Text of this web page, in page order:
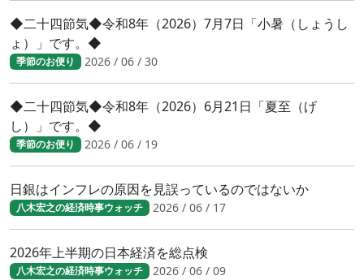
◆二十四節気◆令和8年（2026）7月7日「小暑（しょうし
ょ）」です。◆
季節のお便り 2026 / 06 / 30
◆二十四節気◆令和8年（2026）6月21日「夏至（げ
し）」です。◆
季節のお便り 2026 / 06 / 19
日銀はインフレの原因を見誤っているのではないか
八木宏之の経済時事ウォッチ 2026 / 06 / 17
2026年上半期の日本経済を総点検
八木宏之の経済時事ウォッチ 2026 / 06 / 09